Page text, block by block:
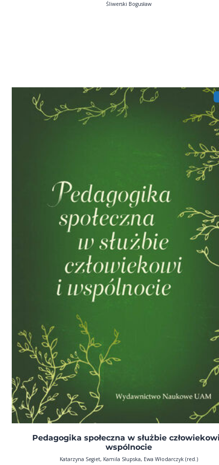
Śliwerski Bogusław
Pedagogika społeczna w służbie
wspólnocie
Katarzyna Segiet, Kamila Słupska, Ewa Włodarczyk (red.)